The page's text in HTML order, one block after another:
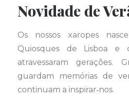
Novidade de
Os nossos xaropes
Quiosques de Lisboa e
atravessaram gerações.
guardam memórias de
continuam a inspirar‑nos.